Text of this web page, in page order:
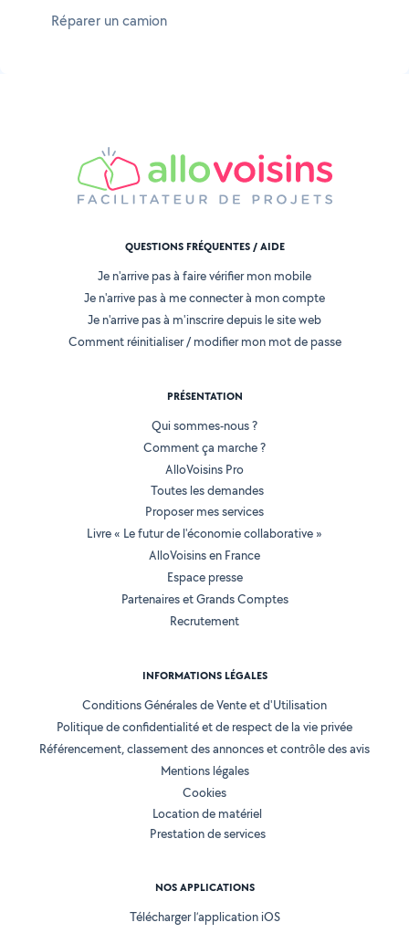
Réparer un camion
QUESTIONS FRÉQUENTES / AIDE
Je n'arrive pas à faire vérifier mon mobile
Je n'arrive pas à me connecter à mon compte
Je n'arrive pas à m'inscrire depuis le site web
Comment réinitialiser / modifier mon mot de passe
PRÉSENTATION
Qui sommes-nous ?
Comment ça marche ?
AlloVoisins Pro
Toutes les demandes
Proposer mes services
Livre « Le futur de l'économie collaborative »
AlloVoisins en France
Espace presse
Partenaires et Grands Comptes
Recrutement
INFORMATIONS LÉGALES
Conditions Générales de Vente et d'Utilisation
Politique de confidentialité et de respect de la vie privée
Référencement, classement des annonces et contrôle des avis
Mentions légales
Cookies
Location de matériel
Prestation de services
NOS APPLICATIONS
Télécharger l’application iOS